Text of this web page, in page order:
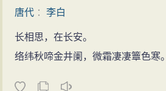
唐代 ：李白
长相思，在长安。
络纬秋啼金井阑，微霜凄凄簟色寒。